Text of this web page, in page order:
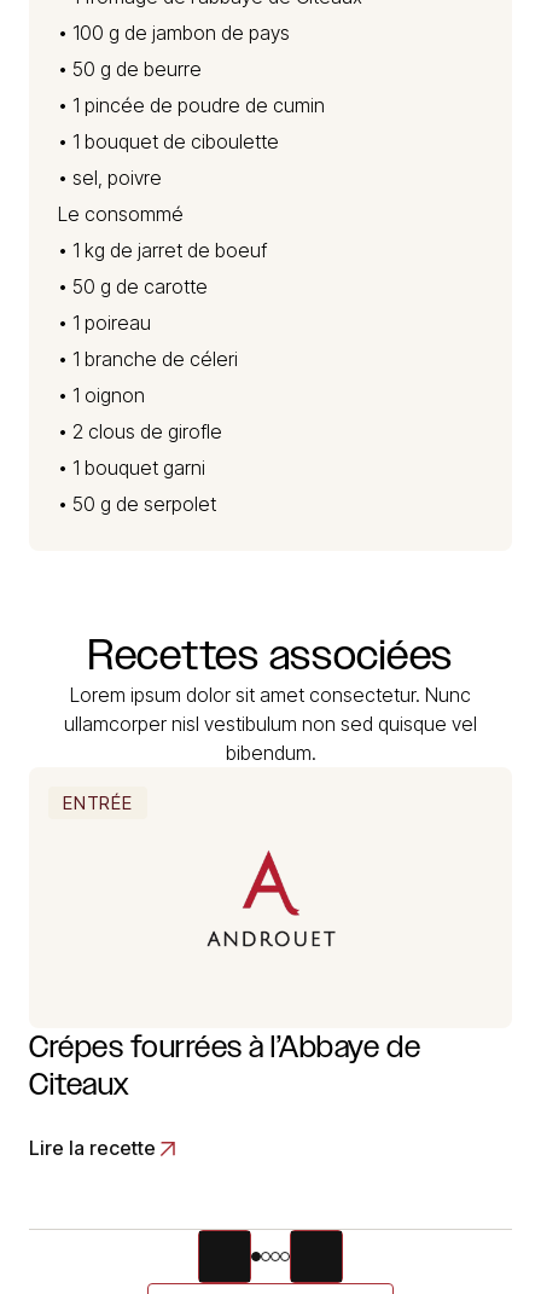
• 100 g de jambon de pays
• 50 g de beurre
• 1 pincée de poudre de cumin
• 1 bouquet de ciboulette
• sel, poivre
Le consommé
• 1 kg de jarret de boeuf
• 50 g de carotte
• 1 poireau
• 1 branche de céleri
• 1 oignon
• 2 clous de girofle
• 1 bouquet garni
• 50 g de serpolet
Recettes associées
Lorem ipsum dolor sit amet consectetur. Nunc
ullamcorper nisl vestibulum non sed quisque vel
bibendum.
ENTRÉE
Crépes fourrées à l’Abbaye de
Citeaux
Lire la recette